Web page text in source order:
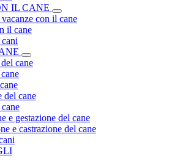
IL CANE
con il cane
il cane
cane
del cane
e gestazione del cane
e castrazione del cane